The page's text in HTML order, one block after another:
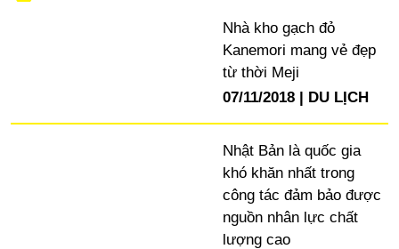
Nhà kho gạch đỏ
Kanemori mang vẻ đẹp
từ thời Meji
07/11/2018
DU LỊCH
Nhật Bản là quốc gia
khó khăn nhất trong
công tác đảm bảo được
nguồn nhân lực chất
lượng cao